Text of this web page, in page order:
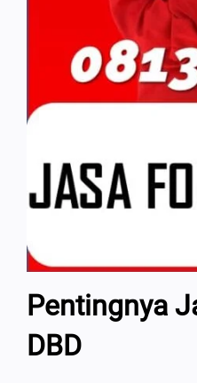
Pentingnya
DBD